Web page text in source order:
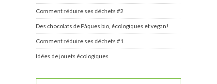
Comment réduire ses déchets #2
Des chocolats de Pâques bio, écologiques et vegan!
Comment réduire ses déchets #1
Idées de jouets écologiques